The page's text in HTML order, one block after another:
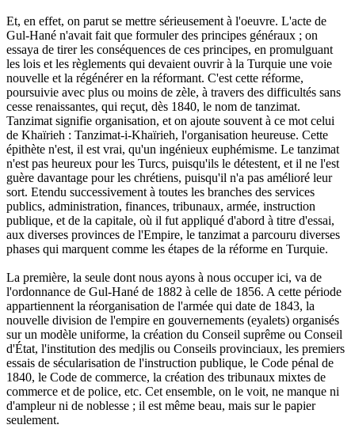
Et, en effet, on parut se mettre sérieusement à l'oeuvre. L'acte de
Gul-Hané n'avait fait que formuler des principes généraux ; on
essaya de tirer les conséquences de ces principes, en promulguant
les lois et les règlements qui devaient ouvrir à la Turquie une voie
nouvelle et la régénérer en la réformant. C'est cette réforme,
poursuivie avec plus ou moins de zèle, à travers des difficultés sans
cesse renaissantes, qui reçut, dès 1840, le nom de tanzimat.
Tanzimat signifie organisation, et on ajoute souvent à ce mot celui
de Khaïrieh : Tanzimat-i-Khaïrieh, l'organisation heureuse. Cette
épithète n'est, il est vrai, qu'un ingénieux euphémisme. Le tanzimat
n'est pas heureux pour les Turcs, puisqu'ils le détestent, et il ne l'est
guère davantage pour les chrétiens, puisqu'il n'a pas amélioré leur
sort. Etendu successivement à toutes les branches des services
publics, administration, finances, tribunaux, armée, instruction
publique, et de la capitale, où il fut appliqué d'abord à titre d'essai,
aux diverses provinces de l'Empire, le tanzimat a parcouru diverses
phases qui marquent comme les étapes de la réforme en Turquie.
La première, la seule dont nous ayons à nous occuper ici, va de
l'ordonnance de Gul-Hané de 1882 à celle de 1856. A cette période
appartiennent la réorganisation de l'armée qui date de 1843, la
nouvelle division de l'empire en gouvernements (eyalets) organisés
sur un modèle uniforme, la création du Conseil suprême ou Conseil
d'État, l'institution des medjlis ou Conseils provinciaux, les premiers
essais de sécularisation de l'instruction publique, le Code pénal de
1840, le Code de commerce, la création des tribunaux mixtes de
commerce et de police, etc. Cet ensemble, on le voit, ne manque ni
d'ampleur ni de noblesse ; il est même beau, mais sur le papier
seulement.